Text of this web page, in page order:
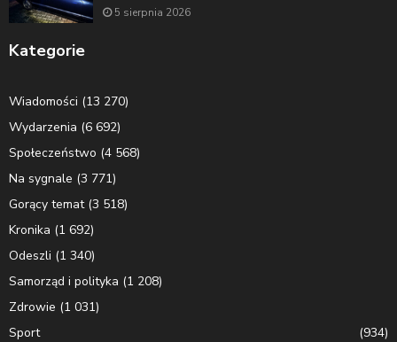
5 sierpnia 2026
Kategorie
Wiadomości (13 270)
Wydarzenia (6 692)
Społeczeństwo (4 568)
Na sygnale (3 771)
Gorący temat(3 518)
Kronika (1 692)
Odeszli (1 340)
Samorząd i polityka (1 208)
Zdrowie (1 031)
Sport
(934)